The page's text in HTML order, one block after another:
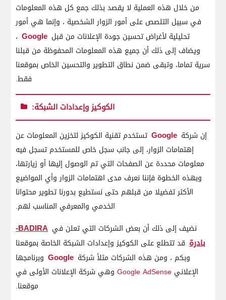
من خلال هذه العملية لا يقصد بذلك جمع كل هذه المعلومات
في سبيل التلصص على أمور الزوار الشخصية ، وإنما هي أمور
تحليلية لأغراض تحسين جودة الإعلانات من قبل Google ،
ويضاف إلى ذلك أن جميع هذه المعلومات المحفوظة من قبلنا
سرية تماما، وتبقى ضمن نطاق التطوير والتحسين الخاص بموقعنا
فقط.
الكوكيز وإعدادات الشبكة:
إن شركة Google تستخدم تقنية الكوكيز لتخزين المعلومات عن
إهتمامات الزوار، إلى جانب سجل خاص للمستخدم تسجل فيه
معلومات محددة عن الصفحات التي تم الوصول إليها أو زيارتها،
وبهذه الخطوة فإننا نعرف مدى اهتمامات الزوار وأي المواضيع
الأكثر تفضيلا من قبلهم حتى نستطيع بدورنا تطوير محتوانا
الخدمي والمعرفي المناسب لهم.
نضيف إلى ذلك أن بعض الشركات التي تعلن في
BADIRA-
بادرة قد تتطلع على الكوكيز وإعدادات الشبكة الخاصة بموقعنا
وبكم ، ومن هذه الشركات مثلاً شركة Google وبرنامجها
الإعلاني Google AdSense وهي شركة الإعلانات الأولى في
موقعنا.